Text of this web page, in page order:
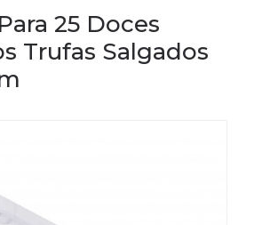
25 Doces
Trufas Salgados